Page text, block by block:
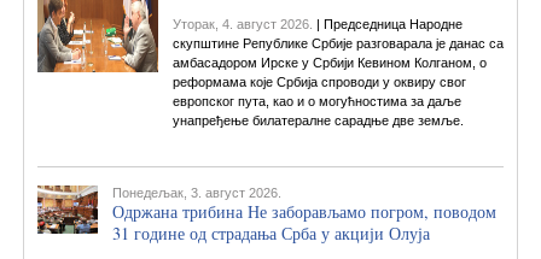
Уторак, 4. август 2026. | Председница Народне
скупштине Републике Србије разговарала је данас са
амбасадором Ирске у Србији Кевином Колганом, о
реформама које Србија спроводи у оквиру свог
европског пута, као и о могућностима за даље
унапређење билатералне сарадње две земље.
Понедељак, 3. август 2026.
Одржана трибина Не заборављамо погром, поводом
31 године од страдања Срба у акцији Олуја